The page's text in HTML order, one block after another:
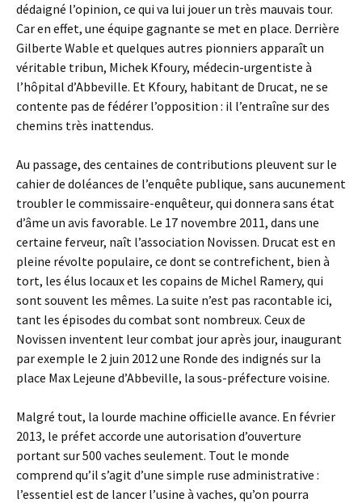
dédaigné l’opinion, ce qui va lui jouer un très mauvais tour.
Car en effet, une équipe gagnante se met en place. Derrière
Gilberte Wable et quelques autres pionniers apparaît un
véritable tribun, Michek Kfoury, médecin-urgentiste à
l’hôpital d’Abbeville. Et Kfoury, habitant de Drucat, ne se
contente pas de fédérer l’opposition : il l’entraîne sur des
chemins très inattendus.
Au passage, des centaines de contributions pleuvent sur le
cahier de doléances de l’enquête publique, sans aucunement
troubler le commissaire-enquêteur, qui donnera sans état
d’âme un avis favorable. Le 17 novembre 2011, dans une
certaine ferveur, naît l’association Novissen. Drucat est en
pleine révolte populaire, ce dont se contrefichent, bien à
tort, les élus locaux et les copains de Michel Ramery, qui
sont souvent les mêmes. La suite n’est pas racontable ici,
tant les épisodes du combat sont nombreux. Ceux de
Novissen inventent leur combat jour après jour, inaugurant
par exemple le 2 juin 2012 une Ronde des indignés sur la
place Max Lejeune d’Abbeville, la sous-préfecture voisine.
Malgré tout, la lourde machine officielle avance. En février
2013, le préfet accorde une autorisation d’ouverture
portant sur 500 vaches seulement. Tout le monde
comprend qu’il s’agit d’une simple ruse administrative :
l’essentiel est de lancer l’usine à vaches, qu’on pourra